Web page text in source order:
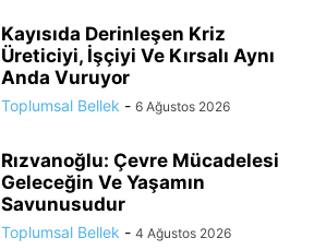
Kayısıda Derinleşen Kriz
Üreticiyi, İşçiyi Ve Kırsalı Aynı
Anda Vuruyor
Toplumsal Bellek - 6 Ağustos 2026
Rızvanoğlu: Çevre Mücadelesi
Geleceğin Ve Yaşamın
Savunusudur
Toplumsal Bellek - 4 Ağustos 2026